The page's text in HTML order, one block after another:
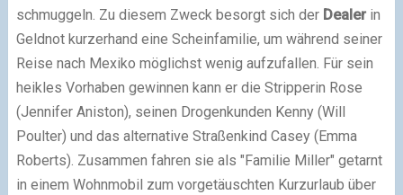
schmuggeln. Zu diesem Zweck besorgt sich der Dealerin
Geldnot kurzerhand eine Scheinfamilie, um während seiner
Reise nach Mexiko möglichst wenig aufzufallen. Für sein
heikles Vorhaben gewinnen kann er die Stripperin Rose
(Jennifer Aniston), seinen Drogenkunden Kenny (Will
Poulter) und das alternative Straßenkind Casey (Emma
Roberts). Zusammen fahren sie als "Familie Miller" getarnt
in einem Wohnmobil zum vorgetäuschten Kurzurlaub über